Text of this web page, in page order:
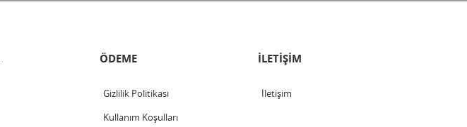
ÖDEME
Gizlilik Politikası
Kullanım Koşulları
İLETİŞİM
İletişim